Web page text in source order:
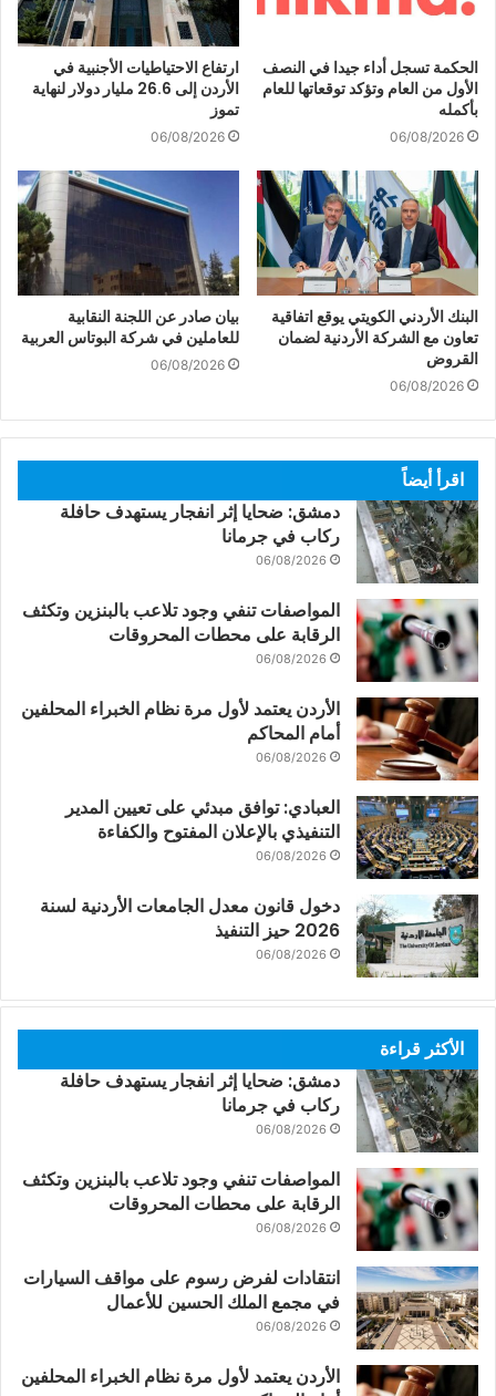
الحكمة تسجل أداء جيدا في النصف
الأول من العام وتؤكد توقعاتها للعام
بأكمله
06/08/2026
ارتفاع الاحتياطيات الأجنبية في
الأردن إلى 26.6 مليار دولار لنهاية
تموز
06/08/2026
البنك الأردني الكويتي يوقع اتفاقية
تعاون مع الشركة الأردنية لضمان
القروض
06/08/2026
بيان صادر عن اللجنة النقابية
للعاملين في شركة البوتاس العربية
06/08/2026
اقرأ أيضاً
دمشق: ضحايا إثر انفجار يستهدف حافلة
ركاب في جرمانا
06/08/2026
المواصفات تنفي وجود تلاعب بالبنزين وتكثف
الرقابة على محطات المحروقات
06/08/2026
الأردن يعتمد لأول مرة نظام الخبراء المحلفين
أمام المحاكم
06/08/2026
العبادي: توافق مبدئي على تعيين المدير
التنفيذي بالإعلان المفتوح والكفاءة
06/08/2026
دخول قانون معدل الجامعات الأردنية لسنة
2026 حيز التنفيذ
06/08/2026
الأكثر قراءة
دمشق: ضحايا إثر انفجار يستهدف حافلة
ركاب في جرمانا
06/08/2026
المواصفات تنفي وجود تلاعب بالبنزين وتكثف
الرقابة على محطات المحروقات
06/08/2026
انتقادات لفرض رسوم على مواقف السيارات
في مجمع الملك الحسين للأعمال
06/08/2026
الأردن يعتمد لأول مرة نظام الخبراء المحلفين